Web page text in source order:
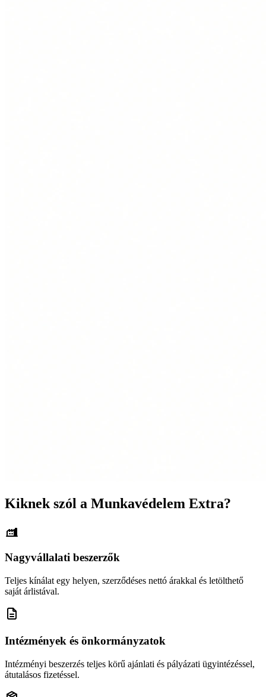
Kiknek szól a Munkavédelem Extra?
Nagyvállalati beszerzők
Teljes kínálat egy helyen, szerződéses nettó árakkal és letölthető
saját árlistával.
Intézmények és önkormányzatok
Intézményi beszerzés teljes körű ajánlati és pályázati ügyintézéssel,
átutalásos fizetéssel.